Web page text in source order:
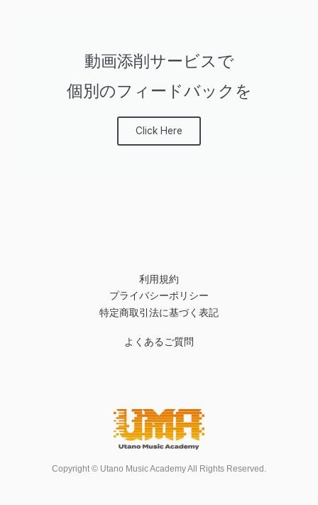
動画添削サービスで
個別のフィードバックを
Click Here
利用規約
プライバシーポリシー
特定商取引法に基づく表記
よくあるご質問
Copyright © Utano Music Academy All Rights Reserved.